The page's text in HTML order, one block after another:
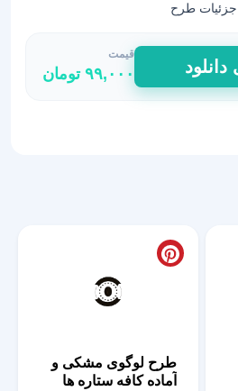
جزئیات طرح
دانلود
قیمت
۹۹,۰۰۰ تومان
طرح لوگوی مشکی و
آماده کافه ستاره ها